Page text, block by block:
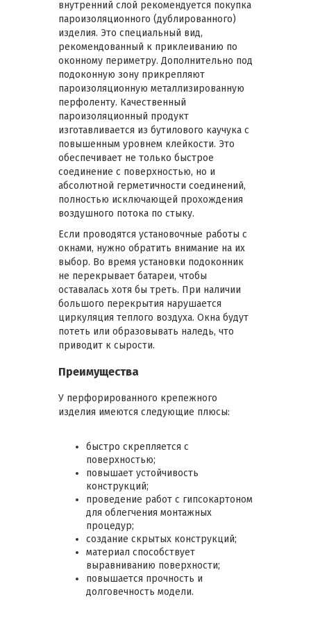
внутренний слой рекомендуется покупка
пароизоляционного (дублированного)
изделия. Это специальный вид,
рекомендованный к приклеиванию по
оконному периметру. Дополнительно под
подоконную зону прикрепляют
пароизоляционную металлизированную
перфоленту. Качественный
пароизоляционный продукт
изготавливается из бутилового каучука с
повышенным уровнем клейкости. Это
обеспечивает не только быстрое
соединение с поверхностью, но и
абсолютной герметичности соединений,
полностью исключающей прохождения
воздушного потока по стыку.
Если проводятся установочные работы с
окнами, нужно обратить внимание на их
выбор. Во время установки подоконник
не перекрывает батареи, чтобы
оставалась хотя бы треть. При наличии
большого перекрытия нарушается
циркуляция теплого воздуха. Окна будут
потеть или образовывать наледь, что
приводит к сырости.
Преимущества
У перфорированного крепежного
изделия имеются следующие плюсы:
быстро скрепляется с
поверхностью;
повышает устойчивость
конструкций;
проведение работ с гипсокартоном
для облегчения монтажных
процедур;
создание скрытых конструкций;
материал способствует
выравниванию поверхности;
повышается прочность и
долговечность модели.